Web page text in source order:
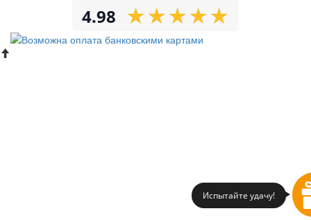
4.98 ★
★★
★★
★★
★★
★
Испытайте удачу!